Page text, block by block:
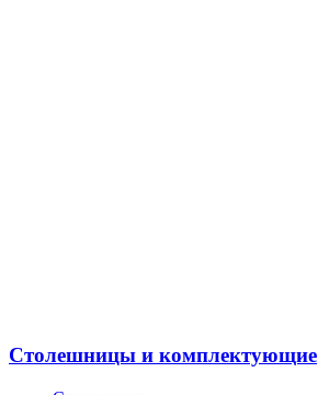
Столешницы и комплектующие